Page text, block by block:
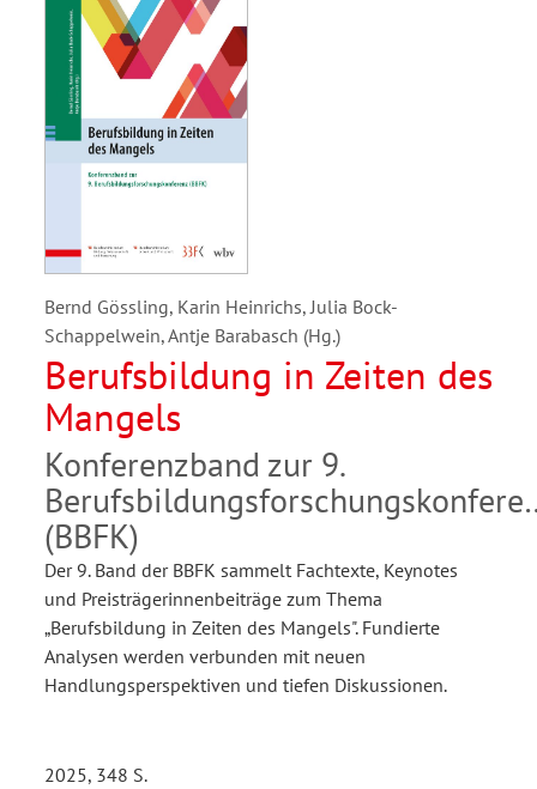
Bernd Gössling, Karin Heinrichs, Julia Bock-
Schappelwein, Antje Barabasch (Hg.)
Berufsbildung in Zeiten des
Mangels
Konferenzband zur 9.
(BBFK)
Der 9. Band der BBFK sammelt Fachtexte, Keynotes
und Preisträgerinnenbeiträge zum Thema
„Berufsbildung in Zeiten des Mangels". Fundierte
Analysen werden verbunden mit neuen
Handlungsperspektiven und tiefen Diskussionen.
2025, 348 S.